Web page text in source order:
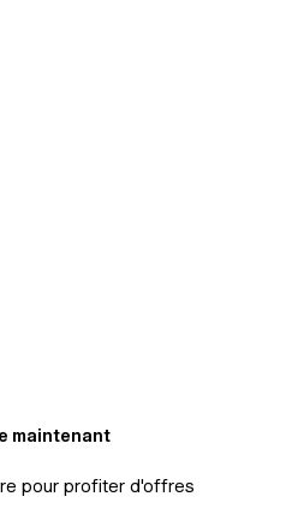
maintenant
pour profiter d'offres